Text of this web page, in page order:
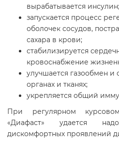
вырабатывается инсулин;
запускается процесс
оболочек сосудов,
сахара в крови;
стабилизируется
кровоснабжение
улучшается газообмен
органах и тканях;
укрепляется общий
При регулярном
«Диафаст» удается
дискомфортных проявлений